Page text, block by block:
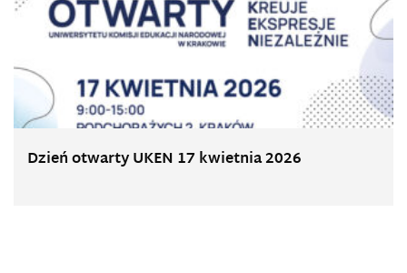
Dzień otwarty UKEN 17 kwietnia 2026